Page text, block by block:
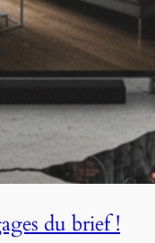
du brief !